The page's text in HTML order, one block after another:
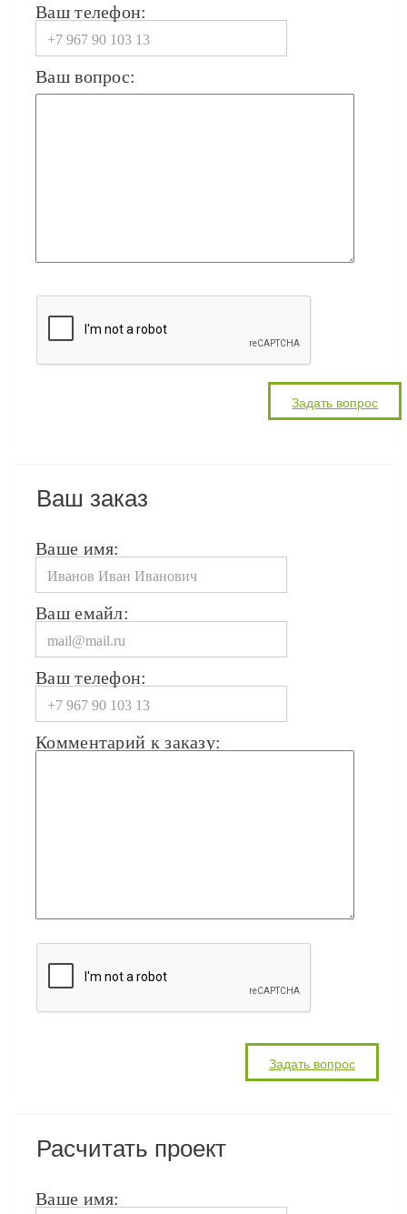
Ваш телефон:
Ваш вопрос:
Ваш заказ
Ваше имя:
Ваш емайл:
Ваш телефон:
Комментарий к заказу:
Расчитать проект
Ваше имя: